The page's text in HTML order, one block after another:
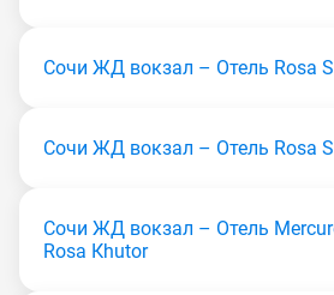
Сочи ЖД вокзал – Отель Rosa
Сочи ЖД вокзал – Отель Rosa
Сочи ЖД вокзал – Отель
Rоsа Кhutоr